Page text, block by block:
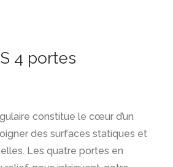
4 portes
constitue le cœur d’un
des surfaces statiques et
Les quatre portes en